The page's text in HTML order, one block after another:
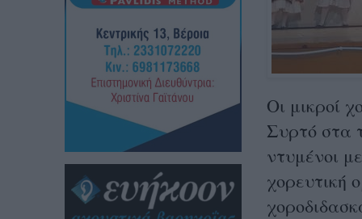
Οι μικροί
Συρτό στα
ντυμένοι
χορευτική